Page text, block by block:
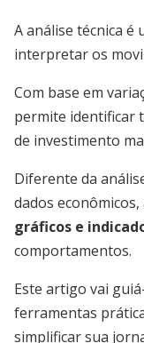
A análise técnica
interpretar os
Com base em
permite identificar
de investimento
Diferente da
dados
gráficos e
comportamentos.
Este artigo vai
ferramentas
simplificar sua